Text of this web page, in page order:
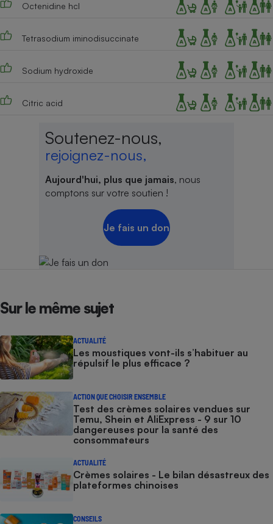
Octenidine hcl
Tetrasodium iminodisuccinate
Sodium hydroxide
Citric acid
Soutenez-nous,
rejoignez-nous,
Aujourd'hui, plus que jamais, nous
comptons sur votre soutien !
Je fais un don
Sur le même sujet
ACTUALITÉ
Les moustiques vont-ils s’habituer au
répulsif le plus efficace ?
ACTION QUE CHOISIR ENSEMBLE
Test des crèmes solaires vendues sur
Temu, Shein et AliExpress - 9 sur 10
dangereuses pour la santé des
consommateurs
ACTUALITÉ
Crèmes solaires - Le bilan désastreux des
plateformes chinoises
CONSEILS